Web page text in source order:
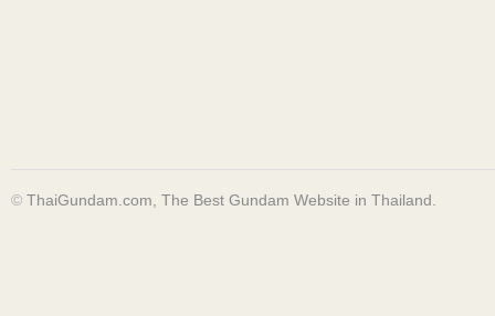
© ThaiGundam.com, The Best Gundam Website in Thailand.